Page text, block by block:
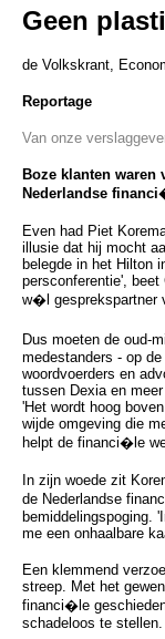
Geen
de Volkskrant,
Reportage
Van onze
Boze klanten
Nederlandse
Even had Piet
illusie dat hij mocht
belegde in het Hilton
persconferentie',
w�l gesprekspartner
Dus moeten de oud-
medestanders - op
woordvoerders en
tussen Dexia en
'Het wordt hoog
wijde omgeving die
helpt de financi�le
In zijn woede zit
de Nederlandse
bemiddelingspoging.
me een onhaalbare
Een klemmend
streep. Met het
financi�le
schadeloos te stellen.